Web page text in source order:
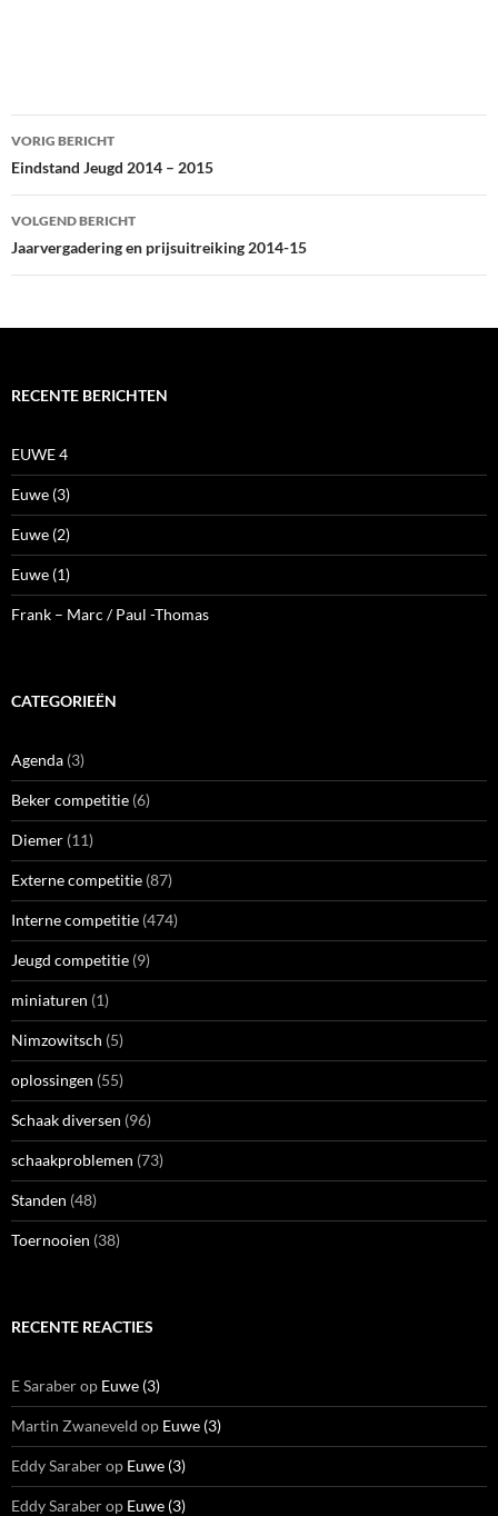
Bericht
navigatie
VORIG BERICHT
Eindstand Jeugd 2014 – 2015
VOLGEND BERICHT
Jaarvergadering en prijsuitreiking 2014-15
RECENTE BERICHTEN
EUWE 4
Euwe (3)
Euwe (2)
Euwe (1)
Frank – Marc / Paul -Thomas
CATEGORIEËN
Agenda (3)
Beker competitie (6)
Diemer (11)
Externe competitie (87)
Interne competitie (474)
Jeugd competitie (9)
miniaturen (1)
Nimzowitsch (5)
oplossingen (55)
Schaak diversen (96)
schaakproblemen (73)
Standen (48)
Toernooien (38)
RECENTE REACTIES
E Saraberop Euwe (3)
Martin Zwaneveld op Euwe (3)
Eddy Saraberop Euwe (3)
Eddy Saraberop Euwe (3)